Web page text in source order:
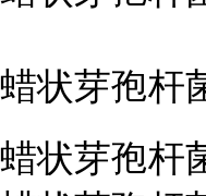
蜡状芽孢杆
蜡状芽孢杆